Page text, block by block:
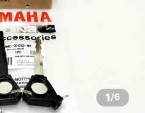
1/6